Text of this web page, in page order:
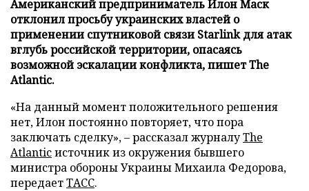
Американский предприниматель Илон Маск
отклонил просьбу украинских властей о
применении спутниковой связи Starlink для атак
вглубь российской территории, опасаясь
возможной эскалации конфликта, пишет The
Atlantic.
«На данный момент положительного решения
нет, Илон постоянно повторяет, что пора
заключать сделку», – рассказал журналуThe
Atlanticисточник из окружения бывшего
министра обороны Украины Михаила Федорова,
передаетТАСС.